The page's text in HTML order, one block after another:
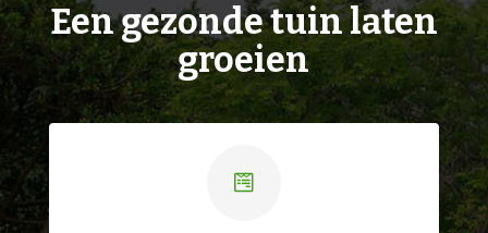
Een gezonde tuin laten
groeien
